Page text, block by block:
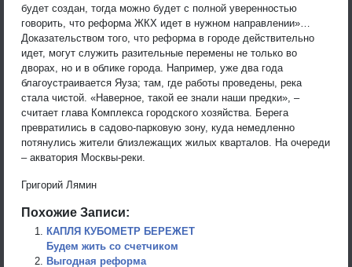
будет создан, тогда можно будет с полной уверенностью
говорить, что реформа ЖКХ идет в нужном направлении»…
Доказательством того, что реформа в городе действительно
идет, могут служить разительные перемены не только во
дворах, но и в облике города. Например, уже два года
благоустраивается Яуза; там, где работы проведены, река
стала чистой. «Наверное, такой ее знали наши предки», –
считает глава Комплекса городского хозяйства. Берега
превратились в садово-парковую зону, куда немедленно
потянулись жители близлежащих жилых кварталов. На очереди
– акватория Москвы-реки.
Григорий Лямин
Похожие Записи:
КАПЛЯ КУБОМЕТР БЕРЕЖЕТ
Будем жить со счетчиком
Выгодная реформа